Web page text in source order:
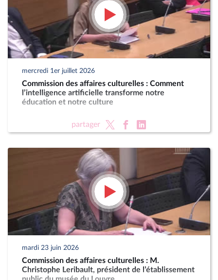
mercredi 1er juillet 2026
Commission des affaires culturelles : Comment
l’intelligence artificielle transforme notre
éducation et notre culture
partager
mardi 23 juin 2026
Commission des affaires culturelles : M.
Christophe Leribault, président de l’établissement